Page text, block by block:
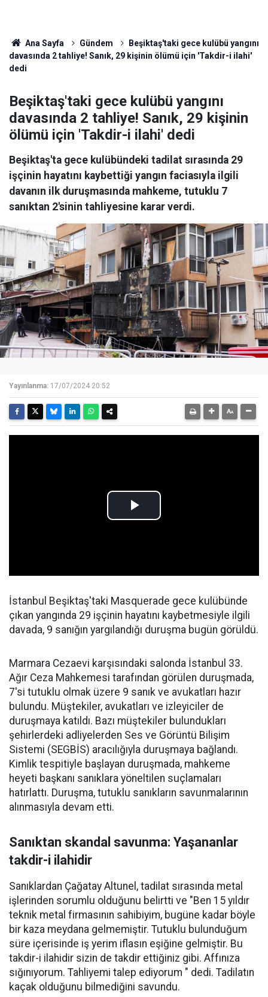
Ana Sayfa Gündem
Beşiktaş'taki gece kulübü yangını
davasında 2 tahliye! Sanık, 29 kişinin ölümü için 'Takdir-i ilahi'
dedi
Beşiktaş'taki gece kulübü yangını
davasında 2 tahliye! Sanık, 29 kişinin
ölümü için 'Takdir-i ilahi' dedi
Beşiktaş'ta gece kulübündeki tadilat sırasında 29
işçinin hayatını kaybettiği yangın faciasıyla ilgili
davanın ilk duruşmasında mahkeme, tutuklu 7
sanıktan 2'sinin tahliyesine karar verdi.
Yayınlanma: 17/07/2024 20:52
İstanbul Beşiktaş'taki Masquerade gece kulübünde
çıkan yangında 29 işçinin hayatını kaybetmesiyle ilgili
davada, 9 sanığın yargılandığı duruşma bugün görüldü.
Marmara Cezaevi karşısındaki salonda İstanbul 33.
Ağır Ceza Mahkemesi tarafından görülen duruşmada,
7'si tutuklu olmak üzere 9 sanık ve avukatları hazır
bulundu. Müştekiler, avukatları ve izleyiciler de
duruşmaya katıldı. Bazı müştekiler bulundukları
şehirlerdeki adliyelerden Ses ve Görüntü Bilişim
Sistemi (SEGBİS) aracılığıyla duruşmaya bağlandı.
Kimlik tespitiyle başlayan duruşmada, mahkeme
heyeti başkanı sanıklara yöneltilen suçlamaları
hatırlattı. Duruşma, tutuklu sanıkların savunmalarının
alınmasıyla devam etti.
Sanıktan skandal savunma: Yaşananlar
takdir-i ilahidir
Sanıklardan Çağatay Altunel, tadilat sırasında metal
işlerinden sorumlu olduğunu belirtti ve "Ben 15 yıldır
teknik metal firmasının sahibiyim, bugüne kadar böyle
bir kaza meydana gelmemiştir. Tutuklu bulunduğum
süre içerisinde iş yerim iflasın eşiğine gelmiştir. Bu
takdir-i ilahidir sizin de takdir ettiğiniz gibi. Affınıza
sığınıyorum. Tahliyemi talep ediyorum " dedi. Tadilatın
kaçak olduğunu bilmediğini savundu.